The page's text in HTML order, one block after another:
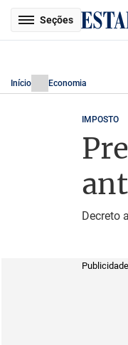
Seções
Início Economia
IMPOSTO
Decreto
Publicidade